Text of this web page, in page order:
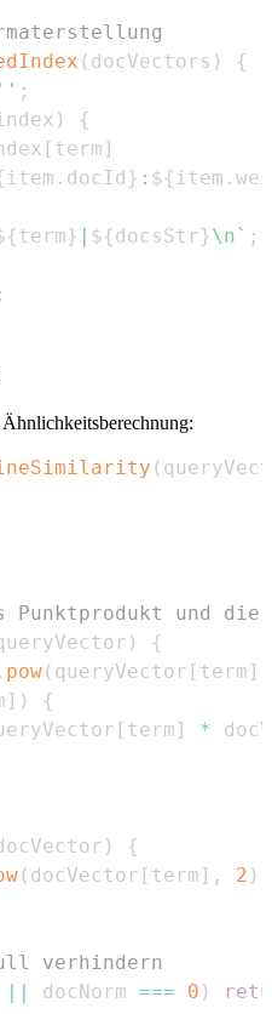
( docVectors )
{
'' ;
)
{
[ term ]
item . docId } : ${item .
term} ${docsStr}\n ` ;
;
(
Punktprodukt und die
)
{
. pow( queryVector [ term ]
] )
{
[ term ] *
)
{
( docVector [ term ] , 2 )
verhindern
|| docNorm === 0 )